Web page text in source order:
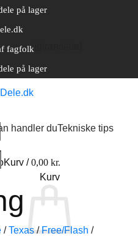
på lager
fagfolk
på lager
Kurv /0,00 kr.
Kurv
handler duTekniske tips
/ Texas / Free/Flash /